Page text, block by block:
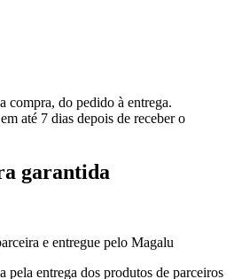
compra, do pedido à entrega.
em até 7 dias depois de receber o
garantida
e entregue pelo Magalu
pela entrega dos produtos de parceiros